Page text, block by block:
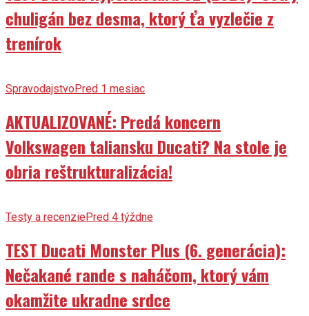
chuligán bez desma, ktorý ťa vyzlečie z
trenírok
SpravodajstvoPred 1 mesiac
AKTUALIZOVANÉ: Predá koncern
Volkswagen taliansku Ducati? Na stole je
obria reštrukturalizácia!
Testy a recenziePred 4 týždne
TEST Ducati Monster Plus (6. generácia):
Nečakané rande s naháčom, ktorý vám
okamžite ukradne srdce